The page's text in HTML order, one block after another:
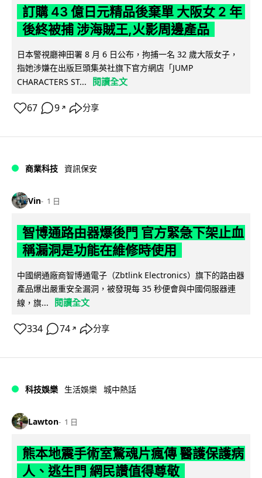
訂購 43 億日元精品後棄單 大阪女 2 年
後終被捕 涉海賊王,火影周邊產品
日本警視廳神田署 8 月 6 日公布，拘捕一名 32 歲大阪女子，
指她涉嫌在出版巨頭集英社旗下官方網店「JUMP
CHARACTERS ST...
閱讀全文
67 9 ↗ 分享
商業科技 資訊保安
Vin 1 日
智博通路由器爆後門 官方緊急下架止血
稱漏洞是功能在維修時使用
中國網通廠商智博通電子（Zbtlink Electronics）旗下的路由器
產品爆出嚴重安全漏洞，被發現每 35 秒便會與中國伺服器連
線，旗...
閱讀全文
334 74 ↗ 分享
科技娛樂 生活娛樂 城中熱話
Lawton 1 日
熊本地震手術室驚魂片瘋傳 醫護保護病
人、逃生門 網民讚值得尊敬